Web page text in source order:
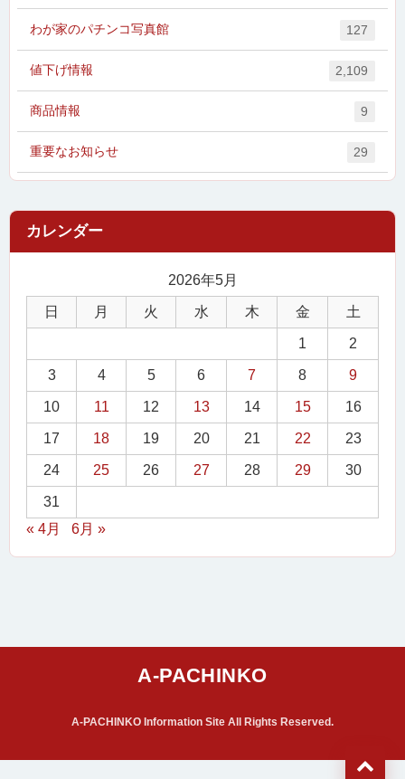
わが家のパチンコ写真館 127
値下げ情報 2,109
商品情報 9
重要なお知らせ 29
2026年5月
日 月 火 水 木 金 土
1 2
3 4 5 6 7 8 9
10 11 12 13 14 15 16
17 18 19 20 21 22 23
24 25 26 27 28 29 30
31
« 4月
6月 »
A-PACHINKO Information Site All Rights Reserved.